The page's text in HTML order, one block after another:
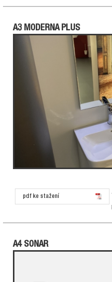
A3 MODERNA PLUS
pdf ke stažení
A4 SONAR